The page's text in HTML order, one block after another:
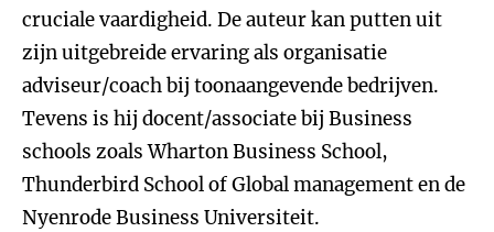
cruciale vaardigheid. De auteur kan putten uit
zijn uitgebreide ervaring als organisatie
adviseur/coach bij toonaangevende bedrijven.
Tevens is hij docent/associate bij Business
schools zoals Wharton Business School,
Thunderbird School of Global management en de
Nyenrode Business Universiteit.